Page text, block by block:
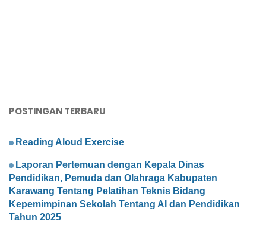
POSTINGAN TERBARU
Reading Aloud Exercise
Laporan Pertemuan dengan Kepala Dinas
Pendidikan, Pemuda dan Olahraga Kabupaten
Karawang Tentang Pelatihan Teknis Bidang
Kepemimpinan Sekolah Tentang AI dan Pendidikan
Tahun 2025